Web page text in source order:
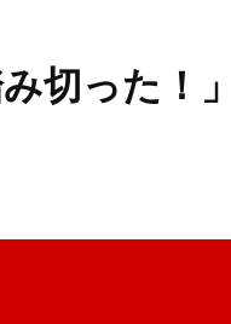
切った！